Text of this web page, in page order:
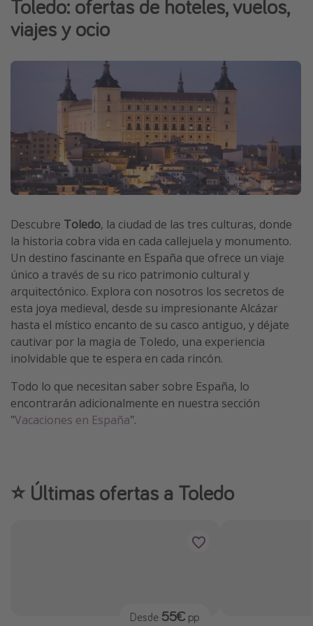
Vacaciones de Playa
Viajes para singles
Escapadas románticas
Más temas
Trabajar en el extranjero
Cruceros por el Mediterráneo
Hoteles más hot de España
Guía de equipaje de mano
Parques de atracciones
Viaja con musicales
El Rey León el musical
Harry Potter en Londres y otros destinos
Eventos deportivos
Toledo: ofertas de hoteles, vuelos,
viajes y ocio
Descubre Toledo, la ciudad de las tres culturas, donde
la historia cobra vida en cada callejuela y monumento.
Un destino fascinante en España que ofrece un viaje
único a través de su rico patrimonio cultural y
arquitectónico. Explora con nosotros los secretos de
esta joya medieval, desde su impresionante Alcázar
hasta el místico encanto de su casco antiguo, y déjate
cautivar por la magia de Toledo, una experiencia
inolvidable que te espera en cada rincón.
Todo lo que necesitan saber sobre España, lo
encontrarán adicionalmente en nuestra sección
"Vacaciones en España".
⭐️ Últimas ofertas a Toledo
Desde 55€ pp